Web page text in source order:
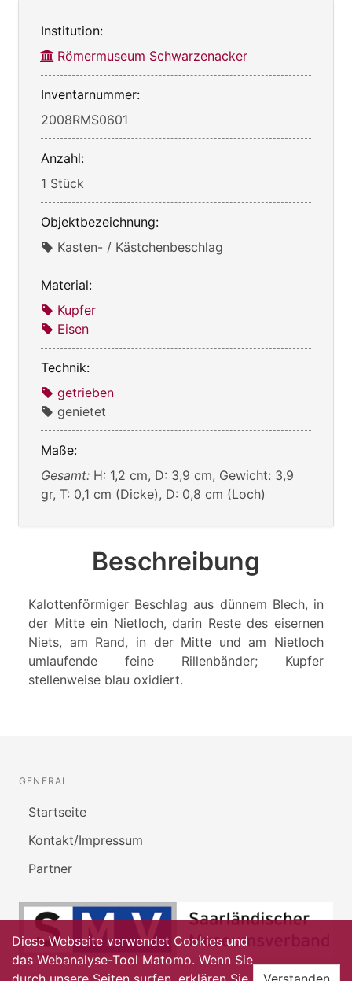
Institution:
Römermuseum Schwarzenacker
Inventarnummer:
2008RMS0601
Anzahl:
1 Stück
Objektbezeichnung:
Kasten- / Kästchenbeschlag
Material:
Kupfer
Eisen
Technik:
getrieben
genietet
Maße:
Gesamt: H: 1,2 cm, D: 3,9 cm, Gewicht: 3,9
gr, T: 0,1 cm (Dicke), D: 0,8 cm (Loch)
Beschreibung
Kalottenförmiger Beschlag aus dünnem Blech, in
der Mitte ein Nietloch, darin Reste des eisernen
Niets, am Rand, in der Mitte und am Nietloch
umlaufende feine Rillenbänder; Kupfer
stellenweise blau oxidiert.
GENERAL
Startseite
Kontakt/Impressum
Partner
Diese Webseite verwendet Cookies und
das Webanalyse-Tool Matomo. Wenn Sie